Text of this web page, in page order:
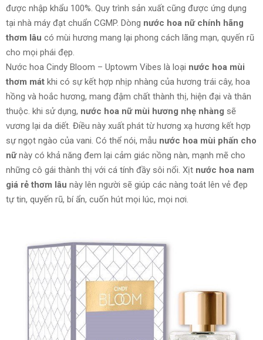
được nhập khẩu 100%. Quy trình sản xuất cũng được ứng dụng
tại nhà máy đạt chuẩn CGMP. Dòng nước hoa nữ chính hãng
thơm lâu có mùi hương mang lại phong cách lãng mạn, quyến rũ
cho mọi phái đẹp.
Nước hoa Cindy Bloom – Uptowm Vibes là loại nước hoa mùi
thơm mát khi có sự kết hợp nhịp nhàng của hương trái cây, hoa
hồng và hoắc hương, mang đậm chất thành thị, hiện đại và thân
thuộc. khi sử dụng, nước hoa nữ mùi hương nhẹ nhàng sẽ
vương lại da diết. Điều này xuất phát từ hương xạ hương kết hợp
sự ngọt ngào của vani. Có thể nói, mẫu nước hoa mùi phấn cho
nữnày có khả năng đem lại cảm giác nồng nàn, mạnh mẽ cho
những cô gái thành thị với cá tính đầy sôi nổi. Xịt nước hoa nam
giá rẻ thơm lâu này lên người sẽ giúp các nàng toát lên vẻ đẹp
tự tin, quyến rũ, bí ẩn, cuốn hút mọi lúc, mọi nơi.